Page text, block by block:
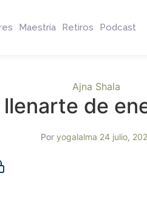
Maestría Retiros Podcast
Ajna Shala
de
Por yogalalma 24 julio,